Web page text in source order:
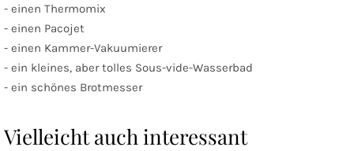
- einen Thermomix
- einen Pacojet
- einen Kammer-Vakuumierer
- ein kleines, aber tolles Sous-vide-Wasserbad
- ein schönes Brotmesser
Vielleicht auch interessant